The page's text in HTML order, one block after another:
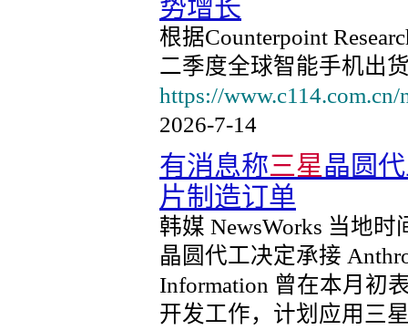
势增长
根据Counterpoint
二季度全球智能手机出
https://
2026-7-14
有消息称三星晶圆
片制造订单
韩媒 NewsWorks 当地
晶圆代工决定承接
Information 曾在本月初
开发工作，计划应用三